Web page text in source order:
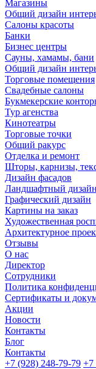
Магазины
Общий дизайн
Салоны красоты
Банки
Бизнес центры
Сауны, хамамы, бани
Общий дизайн
Торговые помещения
Свадебные салоны
Букмекерские
Тур агенства
Кинотеатры
Торговые точки
Общий ракурс
Отделка и ремонт
Шторы, карнизы,
Дизайн фасадов
Ландшафтный дизайн
Графический дизайн
Картины на заказ
Художественная
Архитектурное
Отзывы
О нас
Директор
Сотрудники
Политика
Сертификаты и
Акции
Новости
Контакты
Блог
Контакты
+7 (928) 248-79-79 +7